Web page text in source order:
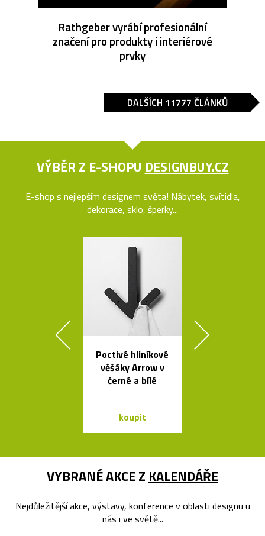
Rathgeber vyrábí profesionální
značení pro produkty i interiérové
prvky
DALŠÍCH 11777 ČLÁNKŮ
VÝBĚR Z E-SHOPU DESIGNBUY.CZ
E-shop s nejlepším designem světa! Nábytek, svítidla,
dekorace, sklo, šperky...
Poctivé hliníkové
věšáky Arrow v
černé a bílé
koupit
VYBRANÉ AKCE Z KALENDÁŘE
Nejdůležitější akce, výstavy, konference v oblasti designu u
nás i ve světě...